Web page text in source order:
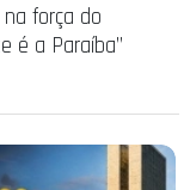
força do
é a Paraíba”